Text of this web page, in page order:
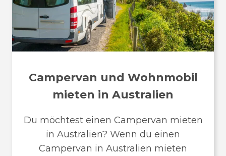
Campervan und Wohnmobil
mieten in Australien
Du möchtest einen Campervan mieten
in Australien? Wenn du einen
Campervan in Australien mieten